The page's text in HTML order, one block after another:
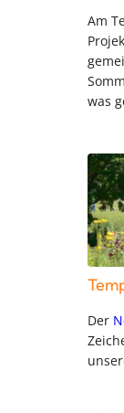
Am
was
Der